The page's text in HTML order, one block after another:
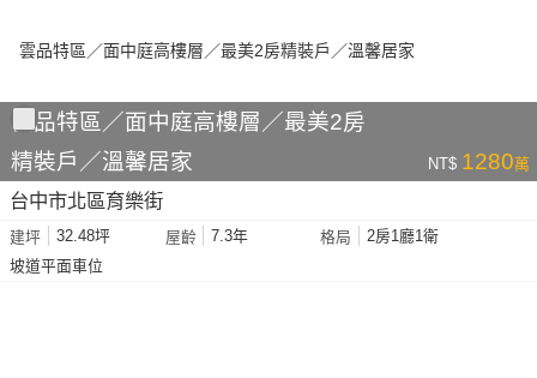
雲品特區／面中庭高樓層／最美2房
精裝戶／溫馨居家
NT$ 1280萬
台中市北區育樂街
建坪 32.48坪 屋齡 7.3年 格局
2房1廳1衛
坡道平面車位